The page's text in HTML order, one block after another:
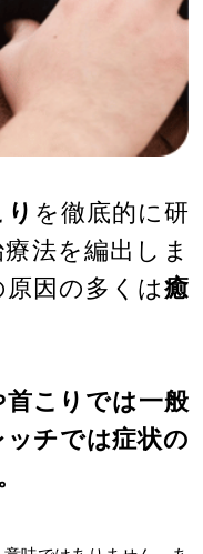
を徹底的に研
法を編出しま
因の多くは癒
こりでは一般
チでは症状の